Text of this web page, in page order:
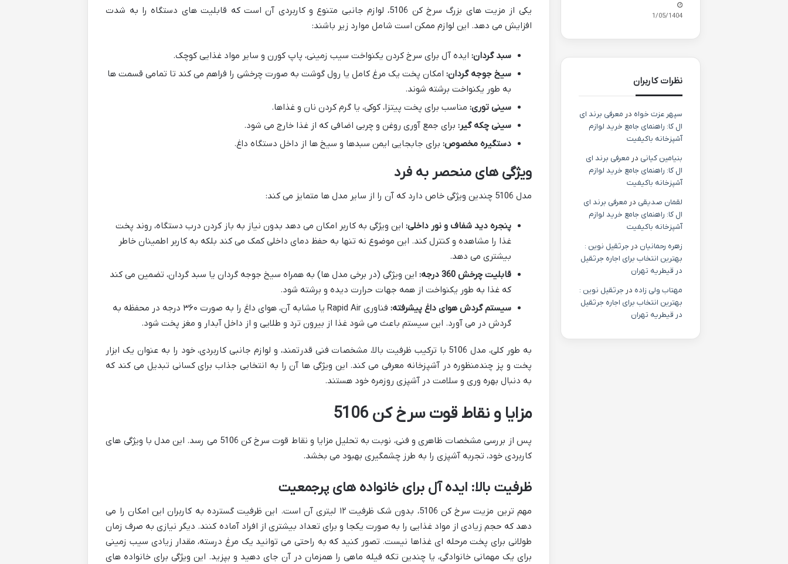
یکی از مزیت های بزرگ سرخ کن 5106، لوازم جانبی متنوع و کاربردی آن است که قابلیت های دستگاه را به شدت
افزایش می دهد. این لوازم ممکن است شامل موارد زیر باشند:
سبد گردان: ایده آل برای سرخ کردن یکنواخت سیب زمینی، پاپ کورن و سایر مواد غذایی کوچک.
سیخ جوجه گردان: امکان پخت یک مرغ کامل یا رول گوشت به صورت چرخشی را فراهم می کند تا تمامی قسمت ها
به طور یکنواخت برشته شوند.
سینی توری: مناسب برای پخت پیتزا، کوکی، یا گرم کردن نان و غذاها.
سینی چکه گیر: برای جمع آوری روغن و چربی اضافی که از غذا خارج می شود.
دستگیره مخصوص: برای جابجایی ایمن سبدها و سیخ ها از داخل دستگاه داغ.
ویژگی های منحصر به فرد
مدل 5106 چندین ویژگی خاص دارد که آن را از سایر مدل ها متمایز می کند:
پنجره دید شفاف و نور داخلی: این ویژگی به کاربر امکان می دهد بدون نیاز به باز کردن درب دستگاه، روند پخت
غذا را مشاهده و کنترل کند. این موضوع نه تنها به حفظ دمای داخلی کمک می کند بلکه به کاربر اطمینان خاطر
بیشتری می دهد.
قابلیت چرخش 360 درجه:
این ویژگی (در برخی مدل ها) به همراه سیخ جوجه گردان یا سبد گردان، تضمین می کند
که غذا به طور یکنواخت از همه جهات حرارت دیده و برشته شود.
سیستم گردش هوای داغ پیشرفته:
فناوری Rapid Air یا مشابه آن، هوای داغ را به صورت ۳۶۰ درجه در محفظه به
گردش در می آورد. این سیستم باعث می شود غذا از بیرون ترد و طلایی و از داخل آبدار و مغز پخت شود.
به طور کلی، مدل 5106 با ترکیب ظرفیت بالا، مشخصات فنی قدرتمند، و لوازم جانبی کاربردی، خود را به عنوان یک ابزار
پخت و پز چندمنظوره در آشپزخانه معرفی می کند. این ویژگی ها آن را به انتخابی جذاب برای کسانی تبدیل می کند که
به دنبال بهره وری و سلامت در آشپزی روزمره خود هستند.
مزایا و نقاط قوت سرخ کن 5106
پس از بررسی مشخصات ظاهری و فنی، نوبت به تحلیل مزایا و نقاط قوت سرخ کن 5106 می رسد. این مدل با ویژگی های
کاربردی خود، تجربه آشپزی را به طرز چشمگیری بهبود می بخشد.
ظرفیت بالا: ایده آل برای خانواده های پرجمعیت
مهم ترین مزیت سرخ کن 5106، بدون شک ظرفیت ۱۲ لیتری آن است. این ظرفیت گسترده به کاربران این امکان را می
دهد که حجم زیادی از مواد غذایی را به صورت یکجا و برای تعداد بیشتری از افراد آماده کنند. دیگر نیازی به صرف زمان
طولانی برای پخت مرحله ای غذاها نیست. تصور کنید که به راحتی می توانید یک مرغ درسته، مقدار زیادی سیب زمینی
برای یک مهمانی خانوادگی، یا چندین تکه فیله ماهی را همزمان در آن جای دهید و بپزید. این ویژگی برای خانواده های
11/05/1404
نظرات کاربران
سپهر عزت خواه در معرفی برند ای
ال کا: راهنمای جامع خرید لوازم
آشپزخانه باکیفیت
بنیامین کیانی در معرفی برند ای
ال کا: راهنمای جامع خرید لوازم
آشپزخانه باکیفیت
لقمان صدیقی در معرفی برند ای
ال کا: راهنمای جامع خرید لوازم
آشپزخانه باکیفیت
زهره رحمانیان در جرثقیل نوین :
بهترین انتخاب برای اجاره جرثقیل
در قیطریه تهران
مهتاب ولی زاده در جرثقیل نوین :
بهترین انتخاب برای اجاره جرثقیل
در قیطریه تهران